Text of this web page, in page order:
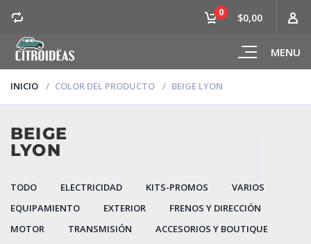
MENU
0 $0,00
INICIO COLOR DEL PRODUCTO BEIGE LYON
BEIGE
LYON
TODO ELECTRICIDAD KITS-PROMOS
VARIOS
EQUIPAMIENTO
EXTERIOR
FRENOS Y DIRECCIÓN
MOTOR
TRANSMISIÓN ACCESORIOS Y BOUTIQUE